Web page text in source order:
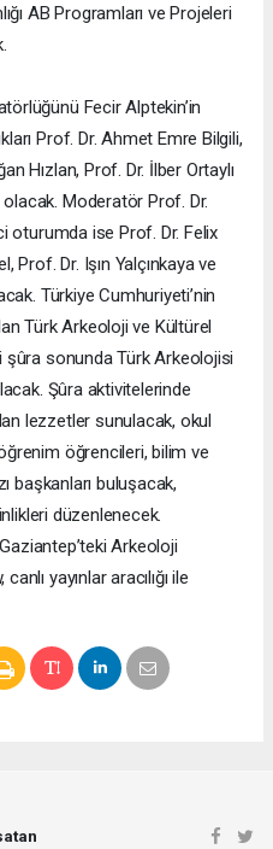
AB Programları ve Projeleri
Fecir Alptekin’in
Prof. Dr. Ahmet Emre Bilgili,
Hızlan, Prof. Dr. İlber Ortaylı
Moderatör Prof. Dr.
oturumda ise Prof. Dr. Felix
Prof. Dr. Işın Yalçınkaya ve
Türkiye Cumhuriyeti’nin
Türk Arkeoloji ve Kültürel
şûra sonunda Türk Arkeolojisi
Şûra aktivitelerinde
lezzetler sunulacak, okul
öğrencileri, bilim ve
başkanları buluşacak,
düzenlenecek.
Arkeoloji
yayınlar aracılığı ile